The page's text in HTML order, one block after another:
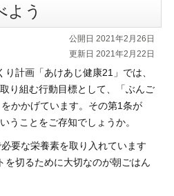
よう
公開日 2021年2月26日
更新日 2021年2月22日
計画「あけあじ健康21」では、
り組む行動目標として、「ぶんご
かかげています。その第1条が
うことをご存知でしょうか。
要な栄養素を取り入れています
を切るために大切なのが朝ごはん